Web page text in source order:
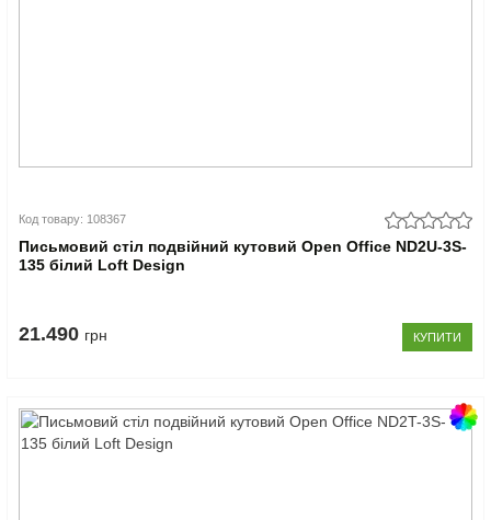
Код товару: 108367
Письмовий стіл подвійний кутовий Open Office ND2U-3S-
135 білий Loft Design
21.490 грн КУПИТИ